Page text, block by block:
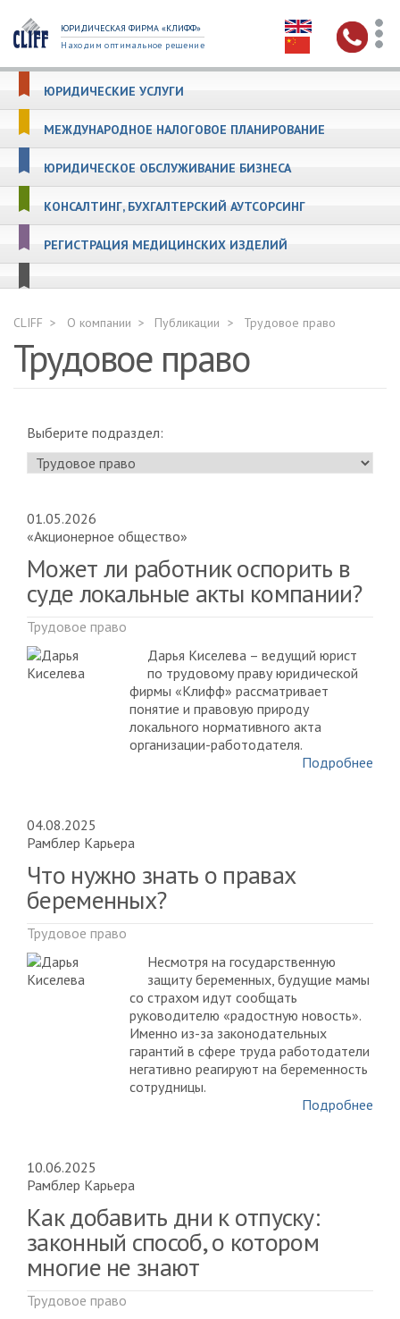
ЮРИДИЧЕСКАЯ ФИРМА «КЛИФФ»
Находим оптимальное решение
ЮРИДИЧЕСКИЕ УСЛУГИ
МЕЖДУНАРОДНОЕ НАЛОГОВОЕ ПЛАНИРОВАНИЕ
ЮРИДИЧЕСКОЕ ОБСЛУЖИВАНИЕ БИЗНЕСА
КОНСАЛТИНГ, БУХГАЛТЕРСКИЙ АУТСОРСИНГ
РЕГИСТРАЦИЯ МЕДИЦИНСКИХ ИЗДЕЛИЙ
CLIFF О компании Публикации Трудовое право
Трудовое право
Выберите подраздел:
01.05.2026
«Акционерное общество»
Может ли работник оспорить в
суде локальные акты компании?
Трудовое право
Дарья Киселева – ведущий юрист
по трудовому праву юридической
фирмы «Клифф» рассматривает
понятие и правовую природу
локального нормативного акта
организации-работодателя.
Подробнее
04.08.2025
Рамблер Карьера
Что нужно знать о правах
беременных?
Трудовое право
Несмотря на государственную
защиту беременных, будущие мамы
со страхом идут сообщать
руководителю «радостную новость».
Именно из-за законодательных
гарантий в сфере труда работодатели
негативно реагируют на беременность
сотрудницы.
Подробнее
10.06.2025
Рамблер Карьера
Как добавить дни к отпуску:
законный способ, о котором
многие не знают
Трудовое право